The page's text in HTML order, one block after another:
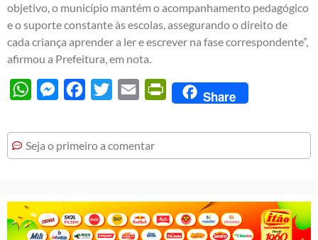
objetivo, o município mantém o acompanhamento pedagógico
e o suporte constante às escolas, assegurando o direito de
cada criança aprender a ler e escrever na fase correspondente”,
afirmou a Prefeitura, em nota.
WhatsAppMessengerFacebook
Twitter Email PrintFriendly
Share
Seja o primeiro a comentar